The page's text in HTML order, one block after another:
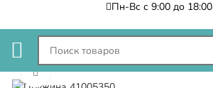
Пн-Вс с 9:00 до 18:00
Нажмите, чтобы увеличить